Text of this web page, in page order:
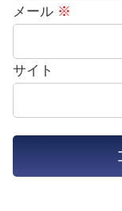
メール ※
サイト